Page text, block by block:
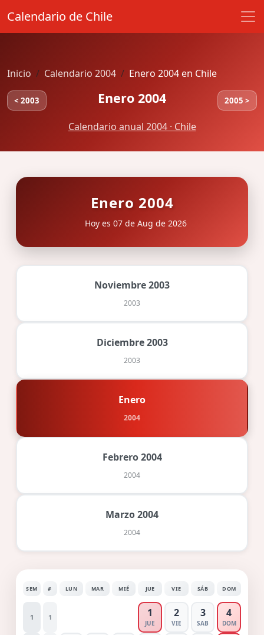
Calendario de Chile
Inicio Calendario 2004 Enero 2004 en Chile
< 2003 Enero 2004 2005 >
Calendario anual 2004 · Chile
Enero 2004
Hoy es 07 de Aug de 2026
Noviembre 2003
2003
Diciembre 2003
2003
Enero
2004
Febrero 2004
2004
Marzo 2004
2004
SEM # LUN MAR MIÉ JUE VIE SÁB DOM
1 1 1
JUE
2
VIE
3
SAB
4
DOM